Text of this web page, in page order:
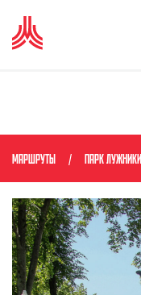
МАРШРУТЫ ПАРК ЛУЖНИКИ